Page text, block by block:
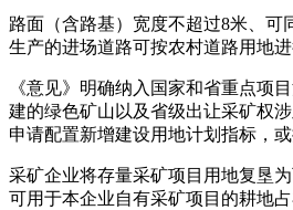
路面（含路基）宽度不超过8米、可
生产的进场道路可按农村道路用地进
《意见》明确纳入国家和省重点项
建的绿色矿山以及省级出让采矿权
申请配置新增建设用地计划指标，或
采矿企业将存量采矿项目用地复垦
可用于本企业自有采矿项目的耕地占